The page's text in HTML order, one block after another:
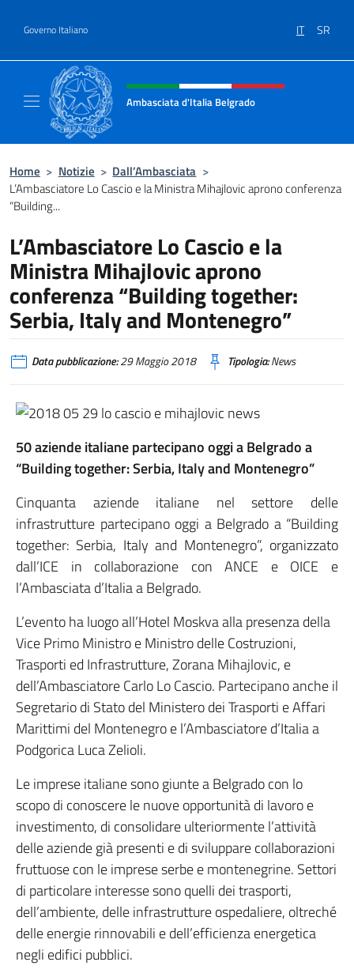
Governo Italiano IT SR
Intestazione sito, social e menù
Ambasciata d'Italia Belgrado
Home > Notizie > Dall’Ambasciata >
L’Ambasciatore Lo Cascio e la Ministra Mihajlovic aprono conferenza
“Building...
L’Ambasciatore Lo Cascio e la
Ministra Mihajlovic aprono
conferenza “Building together:
Serbia, Italy and Montenegro”
Data pubblicazione:29 Maggio 2018 Tipologia:News
50 aziende italiane partecipano oggi a Belgrado a
“Building together: Serbia, Italy and Montenegro”
Cinquanta aziende italiane nel settore delle
infrastrutture partecipano oggi a Belgrado a “Building
together: Serbia, Italy and Montenegro”, organizzato
dall’ICE in collaborazione con ANCE e OICE e
l’Ambasciata d’Italia a Belgrado.
L’evento ha luogo all’Hotel Moskva alla presenza della
Vice Primo Ministro e Ministro delle Costruzioni,
Trasporti ed Infrastrutture, Zorana Mihajlovic, e
dell’Ambasciatore Carlo Lo Cascio. Partecipano anche il
Segretario di Stato del Ministero dei Trasporti e Affari
Marittimi del Montenegro e l’Ambasciatore d’Italia a
Podgorica Luca Zelioli.
Le imprese italiane sono giunte a Belgrado con lo
scopo di conoscere le nuove opportunità di lavoro e
investimento, di consolidare ulteriormente l’attività
delle aziende già presenti e di sviluppare collaborazioni
fruttuose con le imprese serbe e montenegrine. Settori
di particolare interesse sono quelli dei trasporti,
dell’ambiente, delle infrastrutture ospedaliere, oltreché
delle energie rinnovabili e dell’efficienza energetica
negli edifici pubblici.